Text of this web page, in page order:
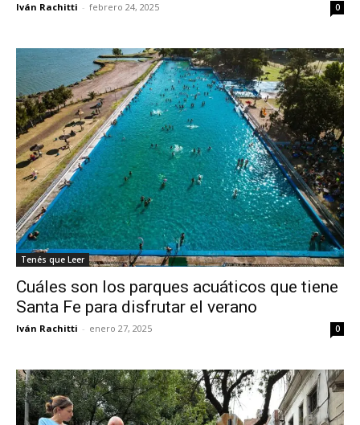
Iván Rachitti - febrero 24, 2025 0
Tenés que Leer
Cuáles son los parques acuáticos que tiene
Santa Fe para disfrutar el verano
Iván Rachitti - enero 27, 2025 0